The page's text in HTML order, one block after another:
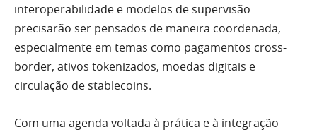
interoperabilidade e modelos de supervisão
precisarão ser pensados de maneira coordenada,
especialmente em temas como pagamentos cross-
border, ativos tokenizados, moedas digitais e
circulação de stablecoins.
Com uma agenda voltada à prática e à integração